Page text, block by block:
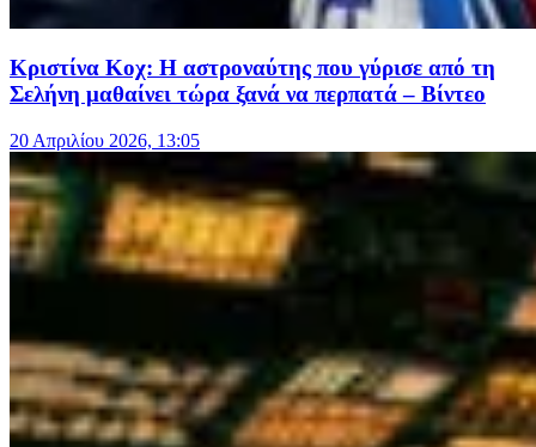
Κριστίνα Κοχ: Η αστροναύτης που γύρισε από τη
Σελήνη μαθαίνει τώρα ξανά να περπατά – Βίντεο
20 Απριλίου 2026, 13:05